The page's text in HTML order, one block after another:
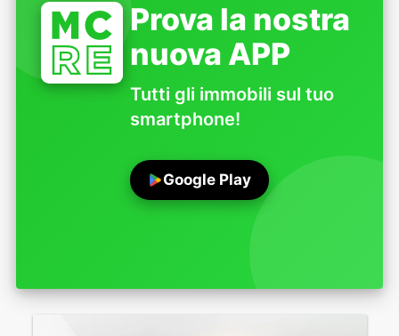
Prova la nostra
nuova APP
Tutti gli immobili sul tuo
smartphone!
Google Play